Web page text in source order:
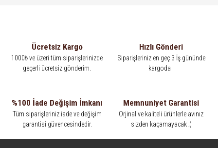
Ücretsiz Kargo
1000₺ ve üzeri tüm siparişlerinizde
geçerli ücretsiz gönderim.
Hızlı Gönderi
Siparişleriniz en geç 3 İş gününde
kargoda !
%100 İade Değişim İmkanı
Tüm siparişleriniz iade ve değişim
garantisi güvencesindedir.
Memnuniyet Garantisi
Orjinal ve kaliteli ürünlerle avınız
sizden kaçamayacak ;)